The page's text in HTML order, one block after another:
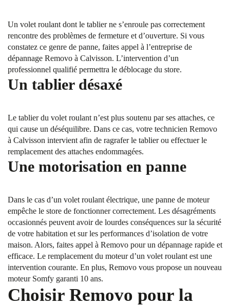
Un volet roulant dont le tablier ne s’enroule pas correctement
rencontre des problèmes de fermeture et d’ouverture. Si vous
constatez ce genre de panne, faites appel à l’entreprise de
dépannage Removo à Calvisson. L’intervention d’un
professionnel qualifié permettra le déblocage du store.
Un tablier désaxé
Le tablier du volet roulant n’est plus soutenu par ses attaches, ce
qui cause un déséquilibre. Dans ce cas, votre technicien Removo
à Calvisson intervient afin de ragrafer le tablier ou effectuer le
remplacement des attaches endommagées.
Une motorisation en panne
Dans le cas d’un volet roulant électrique, une panne de moteur
empêche le store de fonctionner correctement. Les désagréments
occasionnés peuvent avoir de lourdes conséquences sur la sécurité
de votre habitation et sur les performances d’isolation de votre
maison. Alors, faites appel à Removo pour un dépannage rapide et
efficace. Le remplacement du moteur d’un volet roulant est une
intervention courante. En plus, Removo vous propose un nouveau
moteur Somfy garanti 10 ans.
Choisir Removo pour la